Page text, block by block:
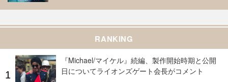
RANKING
『Michael/マイケル』続編、製作開始時期と公開
日についてライオンズゲート会長がコメント